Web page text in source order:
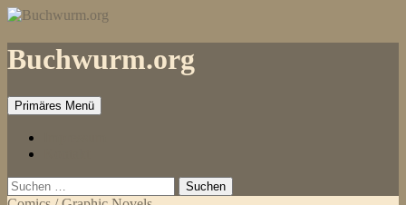
Zum
springen
Buchwurm.org
Primäres Menü
Suchen
nach: